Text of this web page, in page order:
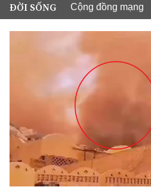
ĐỜI SỐNG Cộng đồng mạng